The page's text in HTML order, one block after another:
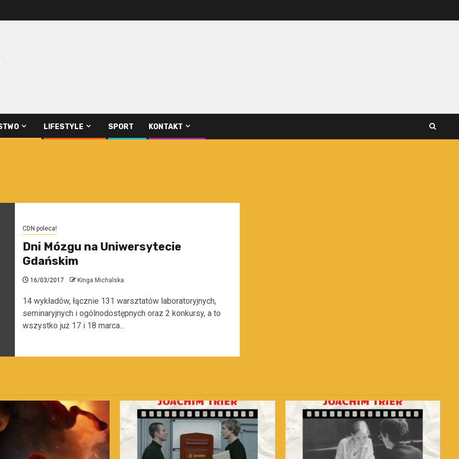
LIFESTYLE SPORT KONTAKT
CDN poleca!
Dni Mózgu na Uniwersytecie
Gdańskim
16/03/2017 Kinga Michalska
14 wykładów, łącznie 131 warsztatów laboratoryjnych,
seminaryjnych i ogólnodostępnych oraz 2 konkursy, a to
wszystko już 17 i 18 marca...